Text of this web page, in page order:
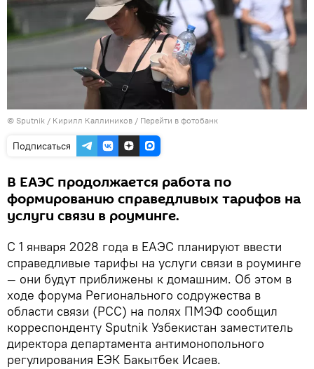
© Sputnik / Кирилл Каллиников / Перейти в фотобанк
Подписаться
В ЕАЭС продолжается работа по
формированию справедливых тарифов на
услуги связи в роуминге.
С 1 января 2028 года в ЕАЭС планируют ввести
справедливые тарифы на услуги связи в роуминге
— они будут приближены к домашним. Об этом в
ходе форума Регионального содружества в
области связи (РСС) на полях ПМЭФ сообщил
корреспонденту Sputnik Узбекистан заместитель
директора департамента антимонопольного
регулирования ЕЭК Бакытбек Исаев.